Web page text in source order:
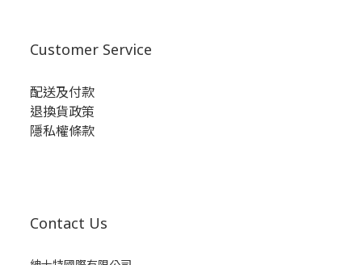
Customer Service
配送及付款
退換貨政策
隱私權條款
Contact Us